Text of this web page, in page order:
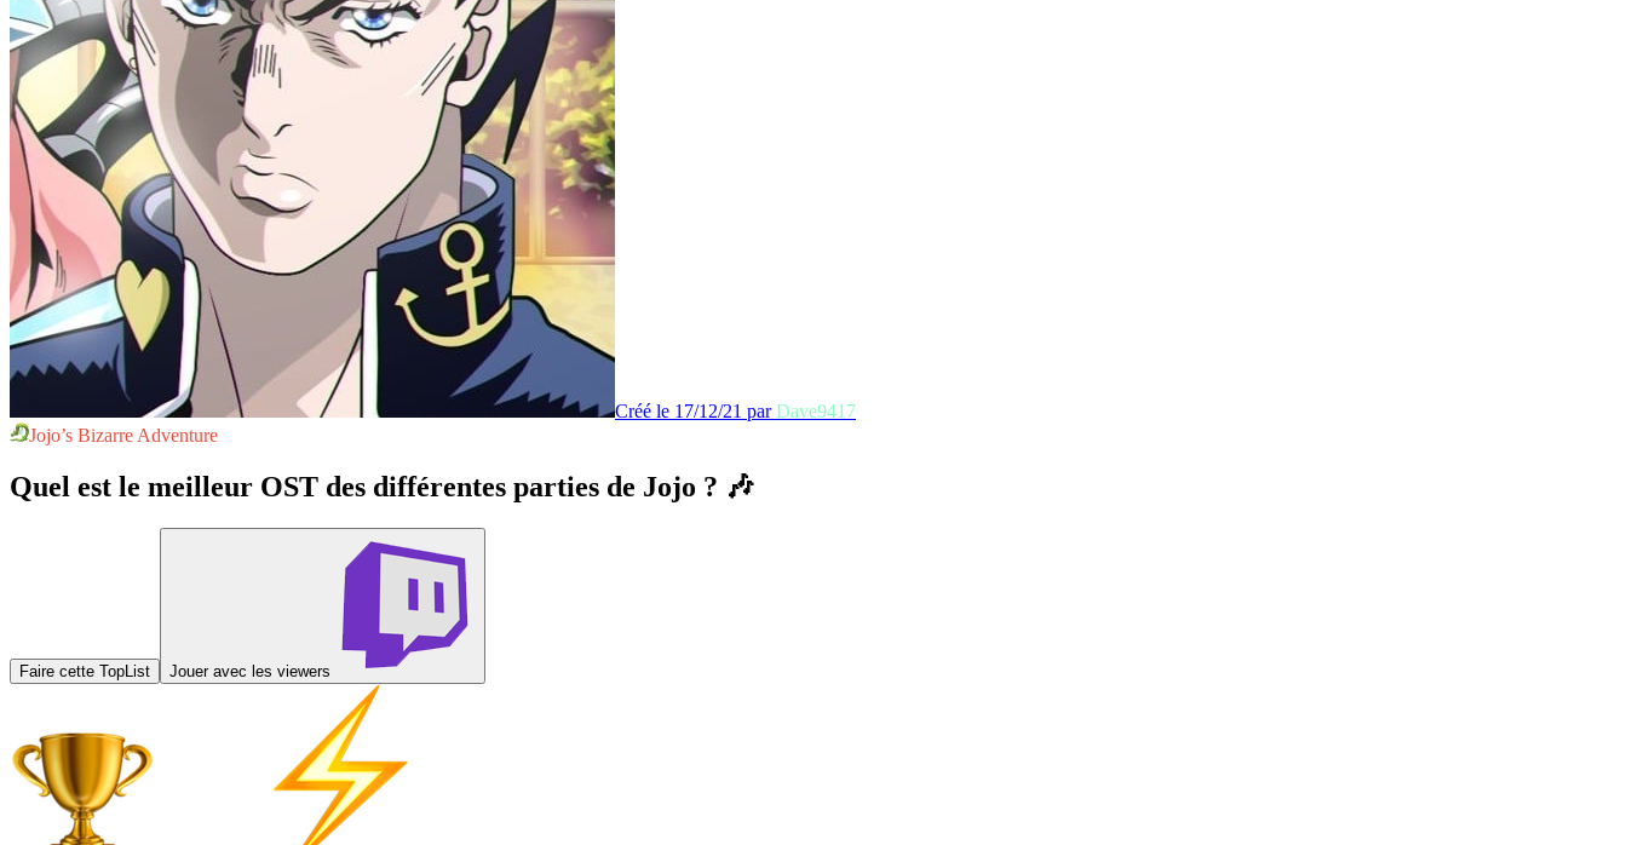
Créé le 17/12/21 par Dave9417
Jojo’s Bizarre Adventure
Quel est le meilleur OST des différentes parties de Jojo ? 🎶
Faire cette TopList Jouer avec les viewers